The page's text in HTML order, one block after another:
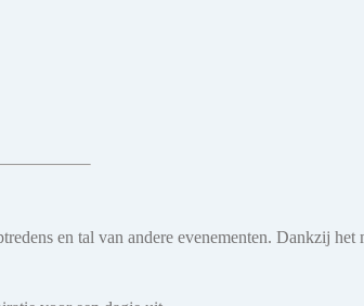
en tal van andere evenementen. Dankzij het